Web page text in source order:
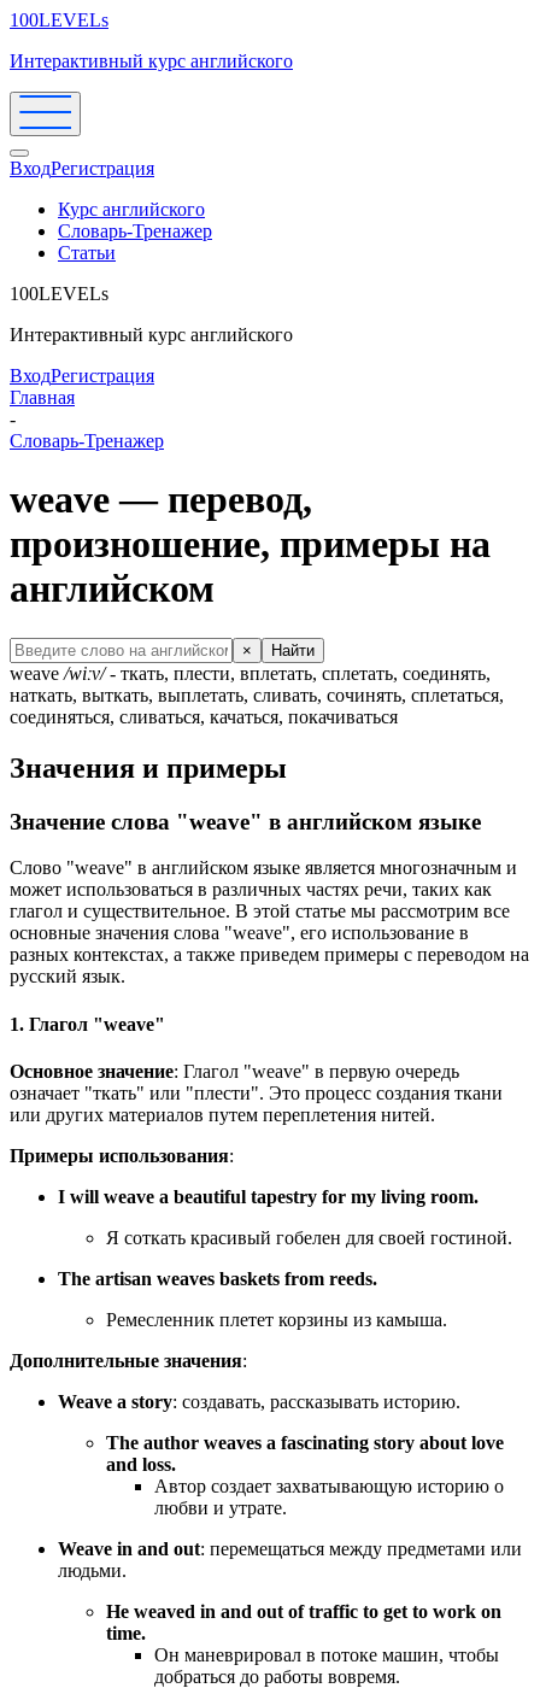
100LEVELs
Интерактивный курс английского
ВходРегистрация
Курс английского
Словарь-Тренажер
Статьи
100LEVELs
Интерактивный курс английского
ВходРегистрация
Главная
-
Словарь-Тренажер
weave — перевод,
произношение, примеры на
английском
× Найти
weave /wiːv/- ткать, плести, вплетать, сплетать, соединять,
наткать, выткать, выплетать, сливать, сочинять, сплетаться,
соединяться, сливаться, качаться, покачиваться
Значения и примеры
Значение слова "weave" в английском языке
Слово "weave" в английском языке является многозначным и
может использоваться в различных частях речи, таких как
глагол и существительное. В этой статье мы рассмотрим все
основные значения слова "weave", его использование в
разных контекстах, а также приведем примеры с переводом на
русский язык.
1. Глагол "weave"
Основное значение: Глагол "weave" в первую очередь
означает "ткать" или "плести". Это процесс создания ткани
или других материалов путем переплетения нитей.
Примеры использования:
I will weave a beautiful tapestry for my living room.
Я соткать красивый гобелен для своей гостиной.
The artisan weaves baskets from reeds.
Ремесленник плетет корзины из камыша.
Дополнительные значения:
Weave a story: создавать, рассказывать историю.
The author weaves a fascinating story about love
and loss.
Автор создает захватывающую историю о
любви и утрате.
Weave in and out: перемещаться между предметами или
людьми.
He weaved in and out of traffic to get to work on
time.
Он маневрировал в потоке машин, чтобы
добраться до работы вовремя.